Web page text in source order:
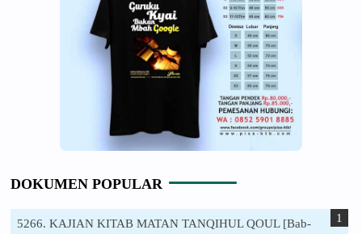
DOKUMEN POPULAR
5266. KAJIAN KITAB MATAN TANQIHUL QOUL [Bab-